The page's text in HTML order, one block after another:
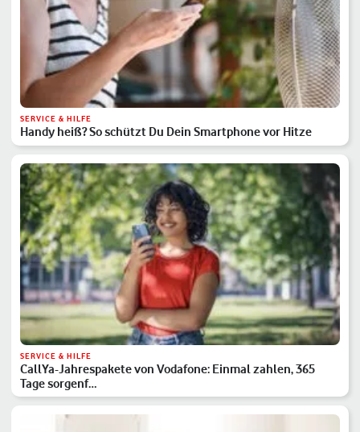
SERVICE & HILFE
Handy heiß? So schützt Du Dein Smartphone vor Hitze
SERVICE & HILFE
CallYa-Jahrespakete von Vodafone: Einmal zahlen, 365
Tage sorgenf…